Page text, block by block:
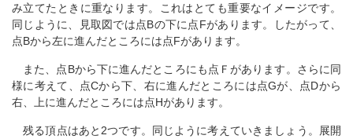
み立てたときに重なります。これはとても重要なイメージです。
同じように、見取図では点Bの下に点Fがあります。したがって、
点Bから左に進んだところには点Fがあります。
また、点Bから下に進んだところにも点Ｆがあります。さらに同
様に考えて、点Cから下、右に進んだところには点Gが、点Dから
右、上に進んだところには点Hがあります。
残る頂点はあと2つです。同じように考えていきましょう。展開